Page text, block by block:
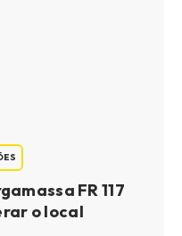
FR 117
o local